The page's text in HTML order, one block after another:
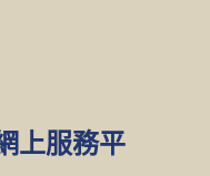
上服務平